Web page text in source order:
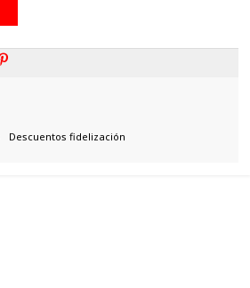
Descuentos fidelización